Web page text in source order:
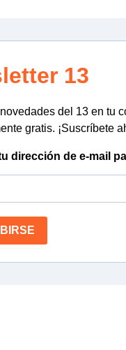
13
del 13 en tu
gratis. ¡Suscríbete
dirección de e-mail